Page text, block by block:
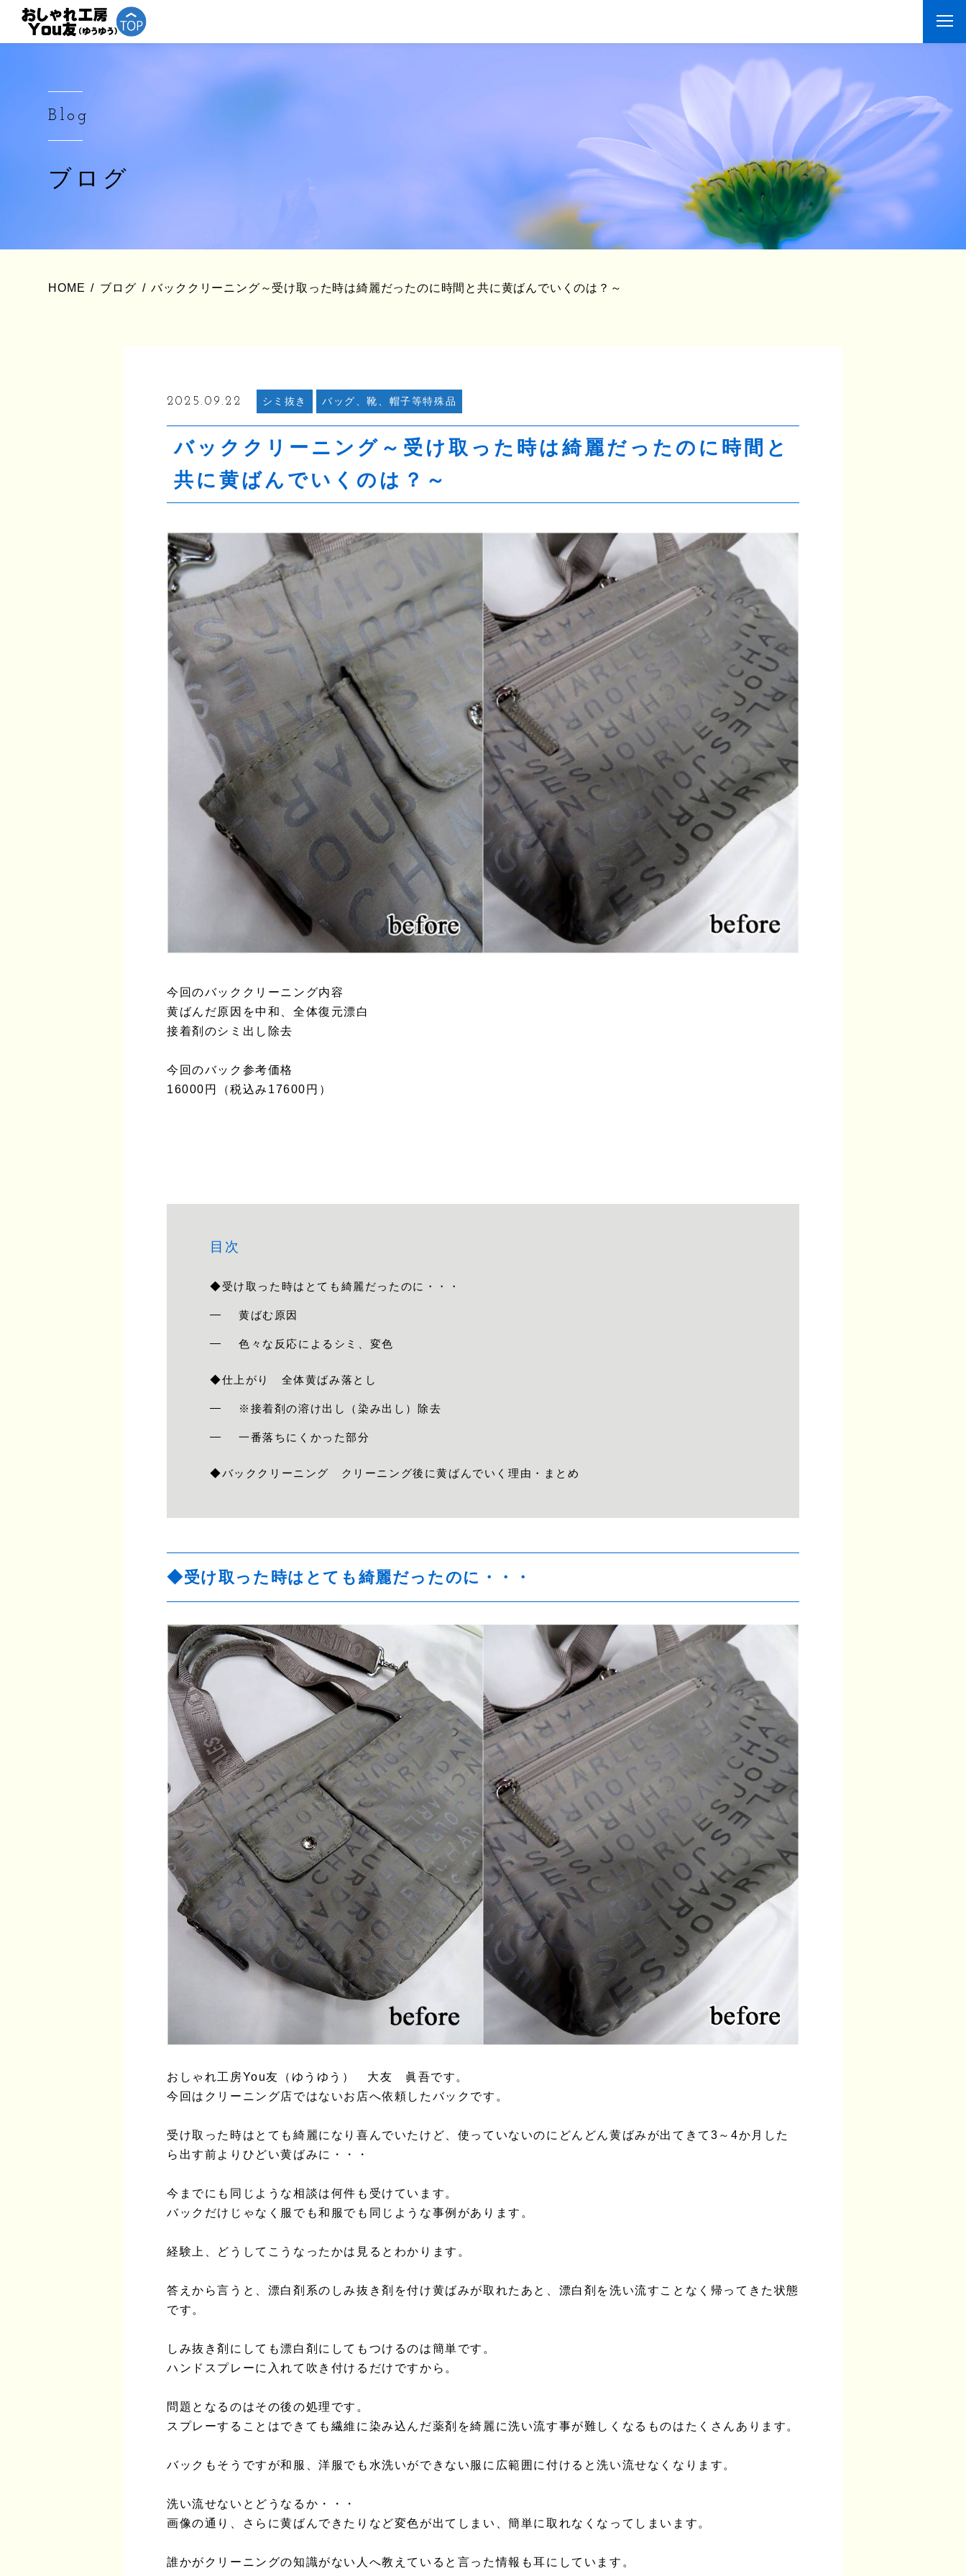
Blog
ブログ
HOME ブログ バッククリーニング～受け取った時は綺麗だったのに時間と共に黄ばんでいくのは？～
2025.09.22 シミ抜き バッグ、靴、帽子等特殊品
バッククリーニング～受け取った時は綺麗だったのに時間と
共に黄ばんでいくのは？～
今回のバッククリーニング内容
黄ばんだ原因を中和、全体復元漂白
接着剤のシミ出し除去
今回のバック参考価格
16000円（税込み17600円）
目次
◆受け取った時はとても綺麗だったのに・・・
黄ばむ原因
色々な反応によるシミ、変色
◆仕上がり 全体黄ばみ落とし
※接着剤の溶け出し（染み出し）除去
一番落ちにくかった部分
◆バッククリーニング クリーニング後に黄ばんでいく理由・まとめ
◆受け取った時はとても綺麗だったのに・・・
おしゃれ工房You友（ゆうゆう） 大友 眞吾です。
今回はクリーニング店ではないお店へ依頼したバックです。
受け取った時はとても綺麗になり喜んでいたけど、使っていないのにどんどん黄ばみが出てきて3～4か月した
ら出す前よりひどい黄ばみに・・・
今までにも同じような相談は何件も受けています。
バックだけじゃなく服でも和服でも同じような事例があります。
経験上、どうしてこうなったかは見るとわかります。
答えから言うと、漂白剤系のしみ抜き剤を付け黄ばみが取れたあと、漂白剤を洗い流すことなく帰ってきた状態
です。
しみ抜き剤にしても漂白剤にしてもつけるのは簡単です。
ハンドスプレーに入れて吹き付けるだけですから。
問題となるのはその後の処理です。
スプレーすることはできても繊維に染み込んだ薬剤を綺麗に洗い流す事が難しくなるものはたくさんあります。
バックもそうですが和服、洋服でも水洗いができない服に広範囲に付けると洗い流せなくなります。
洗い流せないとどうなるか・・・
画像の通り、さらに黄ばんできたりなど変色が出てしまい、簡単に取れなくなってしまいます。
誰かがクリーニングの知識がない人へ教えていると言った情報も耳にしています。